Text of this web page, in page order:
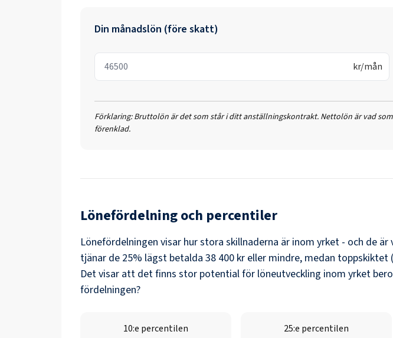
Din månadslön (före skatt)
kr/mån
Förklaring: Bruttolön är det som står i ditt anställningskontrakt. Nettolön är vad
förenklad.
Lönefördelning och percentiler
Lönefördelningen visar hur stora skillnaderna är inom yrket - och de
tjänar de 25% lägst betalda 38 400 kr eller mindre, medan
Det visar att det finns stor potential för löneutveckling inom yrket
fördelningen?
10:e percentilen 25:e percentilen